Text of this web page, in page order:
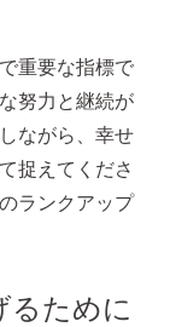
重要な指標で
努力と継続が
ながら、幸せ
捉えてくださ
ランクアップ
るために